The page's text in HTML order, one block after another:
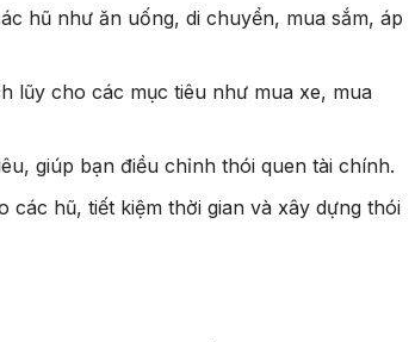
hũ như ăn uống, di chuyển, mua sắm, áp
lũy cho các mục tiêu như mua xe, mua
giúp bạn điều chỉnh thói quen tài chính.
hũ, tiết kiệm thời gian và xây dựng thói